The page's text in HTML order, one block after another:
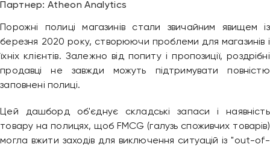
Партнер: Atheon Analytics
Порожні полиці магазинів стали звичайним явищем із
березня 2020 року, створюючи проблеми для магазинів і
їхніх клієнтів. Залежно від попиту і пропозиції, роздрібні
продавці не завжди можуть підтримувати повністю
заповнені полиці.
Цей дашборд об'єднує складські запаси і наявність
товару на полицях, щоб FMCG (галузь споживчих товарів)
могла вжити заходів для виключення ситуацій із "out-of-